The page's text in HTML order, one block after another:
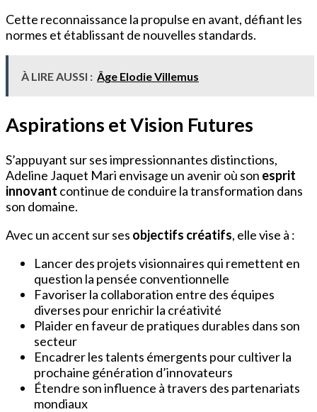
Cette reconnaissance la propulse en avant, défiant les
normes et établissant de nouvelles standards.
À LIRE AUSSI : Âge Elodie Villemus
Aspirations et Vision Futures
S’appuyant sur ses impressionnantes distinctions,
Adeline Jaquet Mari envisage un avenir où son esprit
innovant continue de conduire la transformation dans
son domaine.
Avec un accent sur ses objectifs créatifs, elle vise à :
Lancer des projets visionnaires qui remettent en
question la pensée conventionnelle
Favoriser la collaboration entre des équipes
diverses pour enrichir la créativité
Plaider en faveur de pratiques durables dans son
secteur
Encadrer les talents émergents pour cultiver la
prochaine génération d’innovateurs
Étendre son influence à travers des partenariats
mondiaux